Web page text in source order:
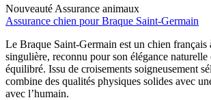
Nouveauté Assurance animaux
Assurance chien pour Braque Saint-Germain
Le Braque Saint-Germain est un chien français
singulière, reconnu pour son élégance naturelle
équilibré. Issu de croisements soigneusement
combine des qualités physiques solides avec
avec l’humain.